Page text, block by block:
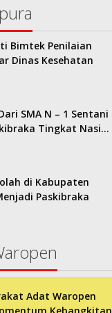
Bimtek Penilaian
Dinas Kesehatan
SMA N – 1 Sentani
Tingkat Nasi…
di Kabupaten
Paskibraka
Adat Waropen
Kebangkitan